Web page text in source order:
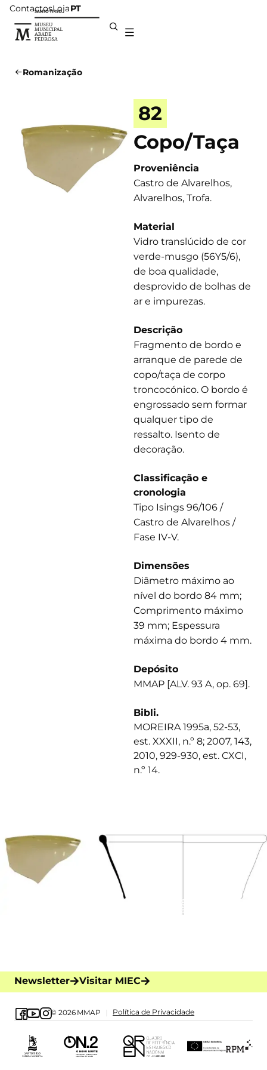
ContactosLojaPT
Romanização
82
Copo/Taça
Proveniência
Castro de Alvarelhos,
Alvarelhos, Trofa.
Material
Vidro translúcido de cor
verde-musgo (56Y5/6),
de boa qualidade,
desprovido de bolhas de
ar e impurezas.
Descrição
Fragmento de bordo e
arranque de parede de
copo/taça de corpo
troncocónico. O bordo é
engrossado sem formar
qualquer tipo de
ressalto. Isento de
decoração.
Classificação e
cronologia
Tipo Isings 96/106 /
Castro de Alvarelhos /
Fase IV-V.
Dimensões
Diâmetro máximo ao
nível do bordo 84 mm;
Comprimento máximo
39 mm; Espessura
máxima do bordo 4 mm.
Depósito
MMAP [ALV. 93 A, op. 69].
Bibli.
MOREIRA 1995a, 52-53,
est. XXXII, n.º 8; 2007, 143,
2010, 929-930, est. CXCI,
n.º 14.
Newsletter Visitar MIEC
© 2026 MMAP Política de Privacidade